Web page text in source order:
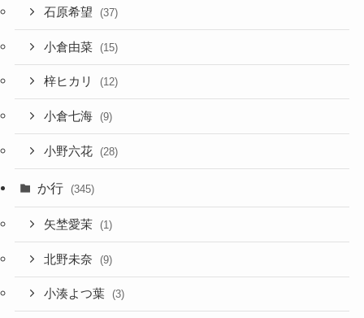
石原希望 (37)
小倉由菜 (15)
梓ヒカリ (12)
小倉七海 (9)
小野六花 (28)
か行 (345)
矢埜愛茉 (1)
北野未奈 (9)
小湊よつ葉 (3)